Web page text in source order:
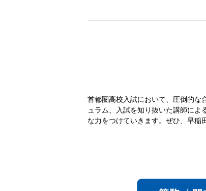
首都圏高校入試において、圧倒的な
ュラム、入試を知り抜いた講師に
な力をつけていきます。ぜひ、早稲